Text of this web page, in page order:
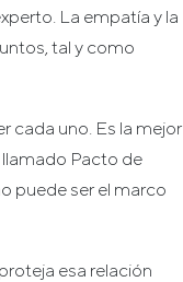
La empatía y la
tal y como
cada uno. Es la mejor
Pacto de
puede ser el marco
esa relación